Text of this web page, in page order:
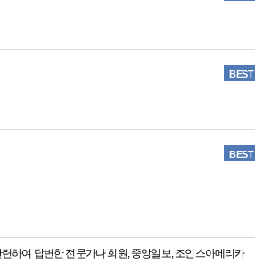
BEST
BEST
하여 답변한 전문가나 회원, 중앙일보, 조인스아메리카